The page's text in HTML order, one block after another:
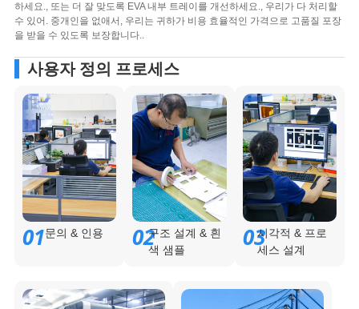
하세요., 또는 더 잘 맞도록 EVA 내부 트레이를 개선하세요., 우리가 다 처리할
수 있어. 중개인을 없애서, 우리는 귀하가 비용 효율적인 가격으로 고품질 포장
을 받을 수 있도록 보장합니다..
사용자 정의 프로세스
01문의 & 인용 02구조 설계 & 흰
색 샘플
03시각적 & 프로
세스 설계